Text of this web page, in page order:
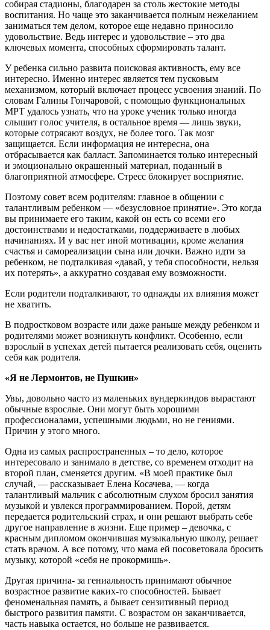
собирая стадионы, благодарен за столь жестокие методы
воспитания. Но чаще это заканчивается полным нежеланием
заниматься тем делом, которое еще недавно приносило
удовольствие. Ведь интерес и удовольствие – это два
ключевых момента, способных сформировать талант.
У ребенка сильно развита поисковая активность, ему все
интересно. Именно интерес является тем пусковым
механизмом, который включает процесс усвоения знаний. По
словам Галины Гончаровой, с помощью функциональных
МРТ удалось узнать, что на уроке ученик только иногда
слышит голос учителя, в остальное время — лишь звуки,
которые сотрясают воздух, не более того. Так мозг
защищается. Если информация не интересна, она
отбрасывается как балласт. Запоминается только интересный
и эмоционально окрашенный материал, поданный в
благоприятной атмосфере. Стресс блокирует восприятие.
Поэтому совет всем родителям: главное в общении с
талантливым ребенком — «безусловное принятие». Это когда
вы принимаете его таким, какой он есть со всеми его
достоинствами и недостатками, поддерживаете в любых
начинаниях. И у вас нет иной мотивации, кроме желания
счастья и самореализации сына или дочки. Важно идти за
ребенком, не подталкивая «давай, у тебя способности, нельзя
их потерять», а аккуратно создавая ему возможности.
Если родители подталкивают, то однажды их влияния может
не хватить.
В подростковом возрасте или даже раньше между ребенком и
родителями может возникнуть конфликт. Особенно, если
взрослый в успехах детей пытается реализовать себя, оценить
себя как родителя.
«Я не Лермонтов, не Пушкин»
Увы, довольно часто из маленьких вундеркиндов вырастают
обычные взрослые. Они могут быть хорошими
профессионалами, успешными людьми, но не гениями.
Причин у этого много.
Одна из самых распространенных – то дело, которое
интересовало и занимало в детстве, со временем отходит на
второй план, сменяется другим. «В моей практике был
случай, — рассказывает Елена Косачева, — когда
талантливый мальчик с абсолютным слухом бросил занятия
музыкой и увлекся программированием. Порой, детям
передается родительский страх, и они решают выбрать себе
другое направление в жизни. Еще пример – девочка, с
красным дипломом окончившая музыкальную школу, решает
стать врачом. А все потому, что мама ей посоветовала бросить
музыку, которой «себя не прокормишь».
Другая причина- за гениальность принимают обычное
возрастное развитие каких-то способностей. Бывает
феноменальная память, а бывает сензитивный период
быстрого развития памяти. С возрастом он заканчивается,
часть навыка остается, но больше не развивается.